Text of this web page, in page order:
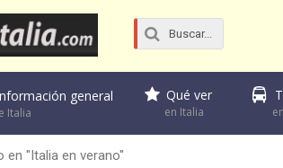
general
Italia
Qué ver
en Italia
en "Italia en verano"